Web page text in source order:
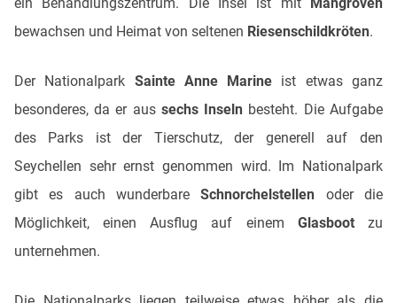
bewachsen und Heimat von seltenen Riesenschildkröten.
Der Nationalpark Sainte Anne Marine ist etwas ganz
besonderes, da er aus sechs Inseln besteht. Die Aufgabe
des Parks ist der Tierschutz, der generell auf den
Seychellen sehr ernst genommen wird. Im Nationalpark
gibt es auch wunderbareSchnorchelstellen oder die
Möglichkeit, einen Ausflug auf einem Glasbootzu
unternehmen.